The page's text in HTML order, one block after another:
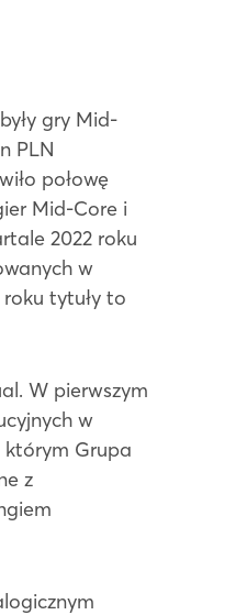
gry Mid-
PLN
połowę
Mid-Core i
2022 roku
w
tytuły to
W pierwszym
w
którym Grupa
z